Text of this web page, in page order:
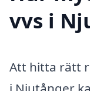
vvs i
Att hitta rätt